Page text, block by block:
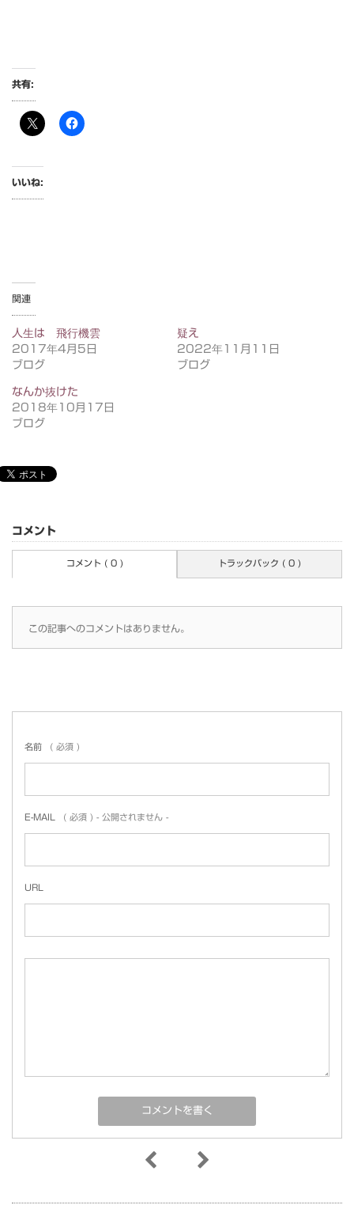
共有:
いいね:
関連
人生は 飛行機雲
2017年4月5日
ブログ
疑え
2022年11月11日
ブログ
なんか抜けた
2018年10月17日
ブログ
コメント
コメント ( 0 ) トラックバック ( 0 )
この記事へのコメントはありません。
名前 ( 必須 )
E-MAIL ( 必須 ) - 公開されません -
URL